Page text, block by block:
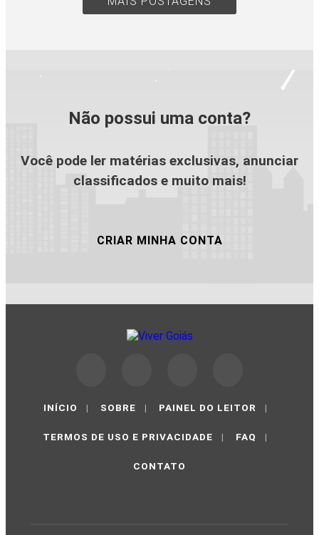
Não possui uma conta?
Você pode ler matérias exclusivas, anunciar
classificados e muito mais!
CRIAR MINHA CONTA
INÍCIO | SOBRE | PAINEL DO LEITOR |
TERMOS DE USO E PRIVACIDADE | FAQ |
CONTATO